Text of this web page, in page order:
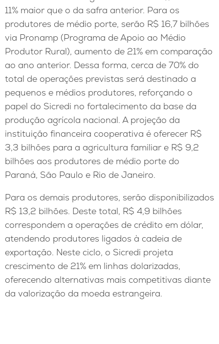
11% maior que o da safra anterior. Para os
produtores de médio porte, serão R$ 16,7 bilhões
via Pronamp (Programa de Apoio ao Médio
Produtor Rural), aumento de 21% em comparação
ao ano anterior. Dessa forma, cerca de 70% do
total de operações previstas será destinado a
pequenos e médios produtores, reforçando o
papel do Sicredi no fortalecimento da base da
produção agrícola nacional. A projeção da
instituição financeira cooperativa é oferecer R$
3,3 bilhões para a agricultura familiar e R$ 9,2
bilhões aos produtores de médio porte do
Paraná, São Paulo e Rio de Janeiro.
Para os demais produtores, serão disponibilizados
R$ 13,2 bilhões. Deste total, R$ 4,9 bilhões
correspondem a operações de crédito em dólar,
atendendo produtores ligados à cadeia de
exportação. Neste ciclo, o Sicredi projeta
crescimento de 21% em linhas dolarizadas,
oferecendo alternativas mais competitivas diante
da valorização da moeda estrangeira.